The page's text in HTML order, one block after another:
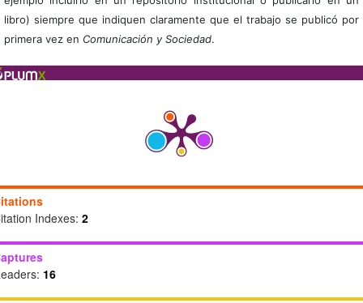
libro) siempre que indiquen claramente que el trabajo se publicó por
primera vez en Comunicación y Sociedad.
Indexes: 2
16